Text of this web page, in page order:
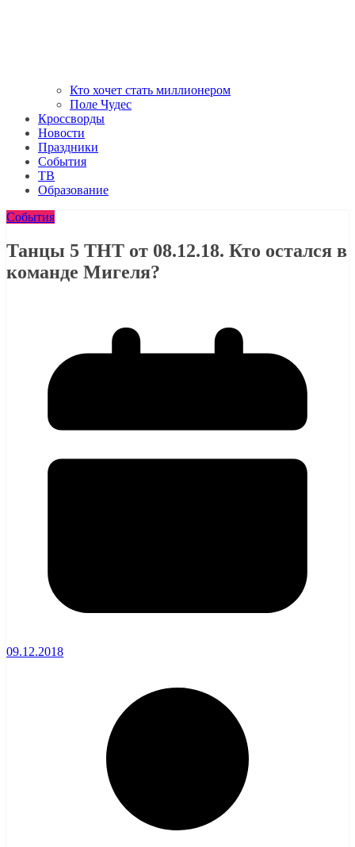
Кто хочет стать миллионером
Поле Чудес
Кроссворды
Новости
Праздники
События
ТВ
Образование
События
Танцы 5 ТНТ от 08.12.18. Кто остался в
команде Мигеля?
09.12.2018